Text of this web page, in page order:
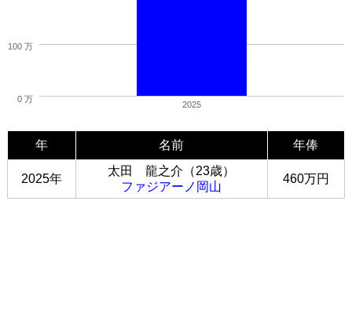
2025
0 万
100 万
年 名前 年俸
2025年
太田 龍之介（23歳）
ファジアーノ岡山
460万円